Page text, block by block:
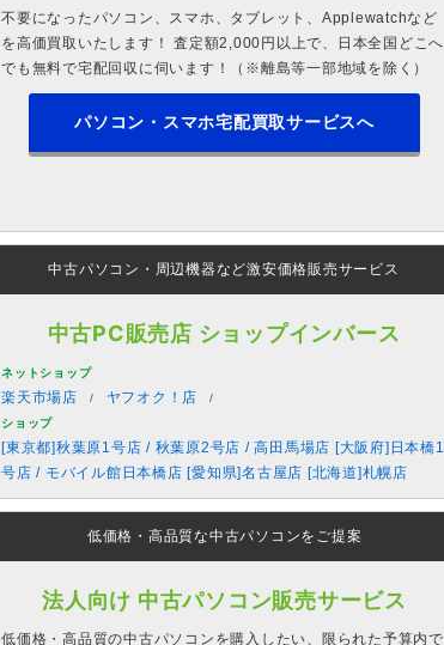
不要になったパソコン、スマホ、タブレット、Applewatchなど
を高価買取いたします！ 査定額2,000円以上で、日本全国どこへ
でも無料で宅配回収に伺います！（※離島等一部地域を除く）
パソコン・スマホ宅配買取サービスへ
中古パソコン・周辺機器など激安価格販売サービス
中古PC販売店 ショップインバース
ネットショップ
楽天市場店 ヤフオク！店
ショップ
[東京都]秋葉原1号店 / 秋葉原2号店 / 高田馬場店 [大阪府]日本橋1
号店 / モバイル館日本橋店 [愛知県]名古屋店 [北海道]札幌店
低価格・高品質な中古パソコンをご提案
法人向け 中古パソコン販売サービス
低価格・高品質の中古パソコンを購入したい、限られた予算内で